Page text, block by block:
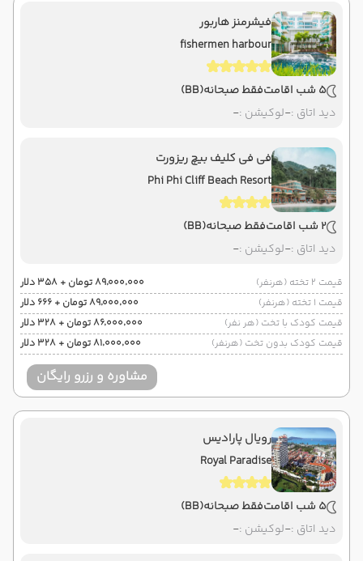
فیشرمنز هاربور
fishermen harbour
5 شب اقامت فقط صبحانه(BB)
دید اتاق :-لوکیشن :-
فی فی کلیف بیچ ریزورت
Phi Phi Cliff Beach Resort
2 شب اقامت فقط صبحانه(BB)
دید اتاق :-لوکیشن :-
قیمت 2 تخته (هرنفر)
۸۹٬۰۰۰٬۰۰۰ تومان + ۳۵۸ دلار
قیمت 1 تخته (هرنفر)
۸۹٬۰۰۰٬۰۰۰ تومان + ۶۶۶ دلار
قیمت کودک با تخت (هر نفر)
۸۶٬۰۰۰٬۰۰۰ تومان + ۳۲۸ دلار
قیمت کودک بدون تخت (هرنفر)
۸۱٬۰۰۰٬۰۰۰ تومان + ۳۲۸ دلار
مشاوره و رزرو رایگان
رویال پارادیس
Royal Paradise
5 شب اقامت فقط صبحانه(BB)
دید اتاق :-لوکیشن :-